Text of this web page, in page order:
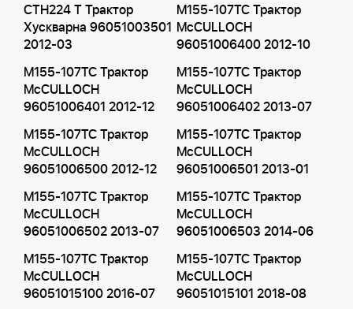
CTH224 T Трактор
Хускварна 96051003501
2012-03
M155-107TC Трактор
McCULLOCH
96051006400 2012-10
M155-107TC Трактор
McCULLOCH
96051006401 2012-12
M155-107TC Трактор
McCULLOCH
96051006402 2013-07
M155-107TC Трактор
McCULLOCH
96051006500 2012-12
M155-107TC Трактор
McCULLOCH
96051006501 2013-01
M155-107TC Трактор
McCULLOCH
96051006502 2013-07
M155-107TC Трактор
McCULLOCH
96051006503 2014-06
M155-107TC Трактор
McCULLOCH
96051015100 2016-07
M155-107TC Трактор
McCULLOCH
96051015101 2018-08